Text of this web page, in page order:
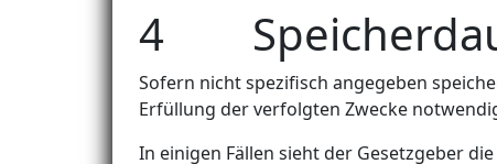
4
Sofern nicht spezifisch angegeben
Erfüllung der verfolgten Zwecke
In einigen Fällen sieht der Gesetzgeber